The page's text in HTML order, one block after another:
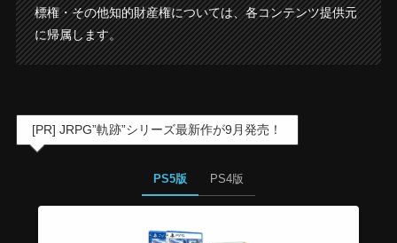
標権・その他知的財産権については、各コンテンツ提供元
に帰属します。
[PR] JRPG”軌跡”シリーズ最新作が9月発売！
PS5版 PS4版